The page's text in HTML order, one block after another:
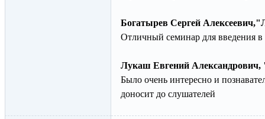
Богатырев Сергей
Отличный семинар для введения
Лукаш Евгений
Было очень интересно и
доносит до слушателей